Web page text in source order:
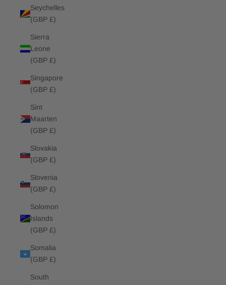
Seychelles
(GBP £)
Sierra
Leone
(GBP £)
Singapore
(GBP £)
Sint
Maarten
(GBP £)
Slovakia
(GBP £)
Slovenia
(GBP £)
Solomon
Islands
(GBP £)
Somalia
(GBP £)
South